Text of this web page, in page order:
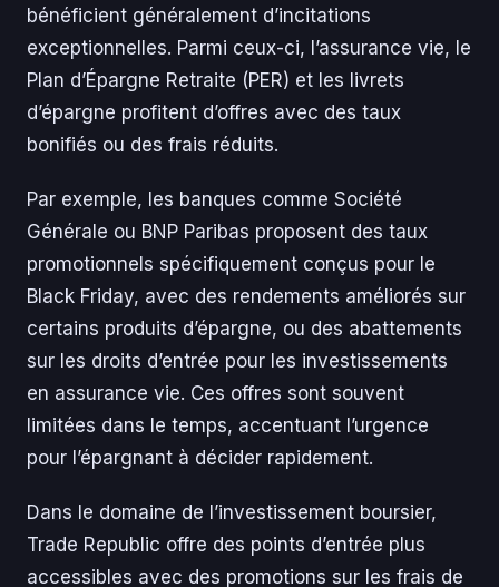
bénéficient généralement d’incitations
exceptionnelles. Parmi ceux-ci, l’assurance vie, le
Plan d’Épargne Retraite (PER) et les livrets
d’épargne profitent d’offres avec des taux
bonifiés ou des frais réduits.
Par exemple, les banques comme Société
Générale ou BNP Paribas proposent des taux
promotionnels spécifiquement conçus pour le
Black Friday, avec des rendements améliorés sur
certains produits d’épargne, ou des abattements
sur les droits d’entrée pour les investissements
en assurance vie. Ces offres sont souvent
limitées dans le temps, accentuant l’urgence
pour l’épargnant à décider rapidement.
Dans le domaine de l’investissement boursier,
Trade Republic offre des points d’entrée plus
accessibles avec des promotions sur les frais de